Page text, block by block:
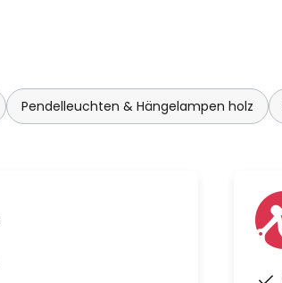
Pendelleuchten & Hängelampen holz